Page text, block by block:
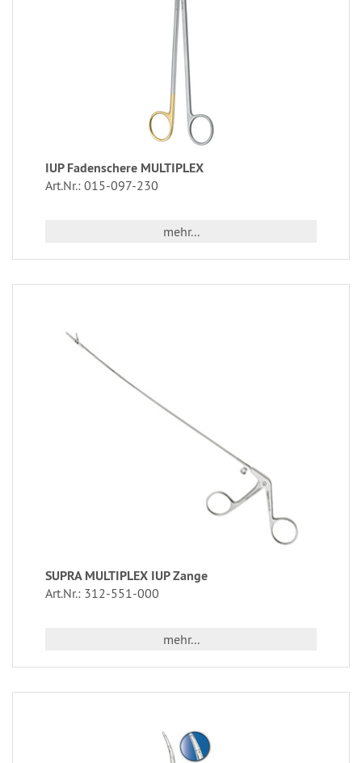
IUP Fadenschere MULTIPLEX
Art.Nr.: 015-097-230
mehr...
SUPRA MULTIPLEX IUP Zange
Art.Nr.: 312-551-000
mehr...